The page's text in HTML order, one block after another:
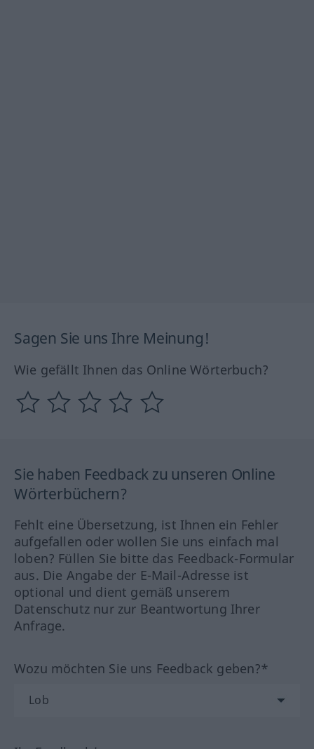
Sagen Sie uns Ihre Meinung!
Wie gefällt Ihnen das Online Wörterbuch?
Sie haben Feedback zu unseren Online
Wörterbüchern?
Fehlt eine Übersetzung, ist Ihnen ein Fehler
aufgefallen oder wollen Sie uns einfach mal
loben? Füllen Sie bitte das Feedback-Formular
aus. Die Angabe der E-Mail-Adresse ist
optional und dient gemäß unserem
Datenschutz nur zur Beantwortung Ihrer
Anfrage.
Wozu möchten Sie uns Feedback geben?*